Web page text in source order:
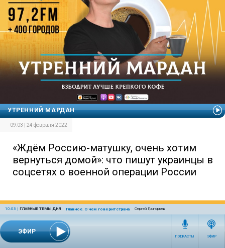
ЭФИР
10:03 | ГЛАВНЫЕ ТЕМЫ ДНЯ Главное. О чем говорит страна Сергей Григорьев
ПОДКАСТЫ ЭФИР
УТРЕННИЙ МАРДАН
09:03 | 24 февраля 2022
«Ждём Россию-матушку, очень хотим
вернуться домой»: что пишут украинцы в
соцсетях о военной операции России